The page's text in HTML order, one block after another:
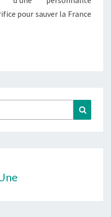
pour sauver la France